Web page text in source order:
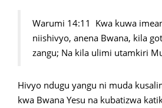
Warumi 14:11 Kwa kuwa
niishivyo, anena Bwana, kila
zangu; Na kila ulimi utamkiri
Hivyo ndugu yangu ni muda
kwa Bwana Yesu na kubatizwa